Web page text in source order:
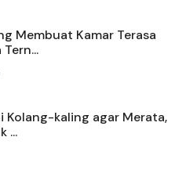
Membuat Kamar Terasa
Kolang-kaling agar Merata,
...